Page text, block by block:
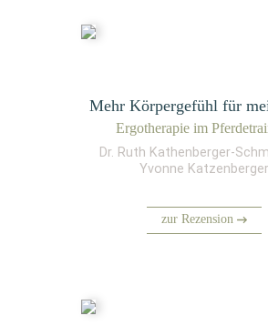
Mehr Körpergefühl für
Ergo­the­ra­pie im
Dr. Ruth Kathenberger-
Yvonne Katzenberger
zur Rezension